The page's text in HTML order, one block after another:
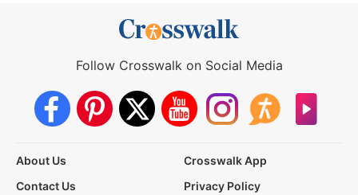
Follow Crosswalk on Social Media
About Us
Crosswalk App
Contact Us
Privacy Policy